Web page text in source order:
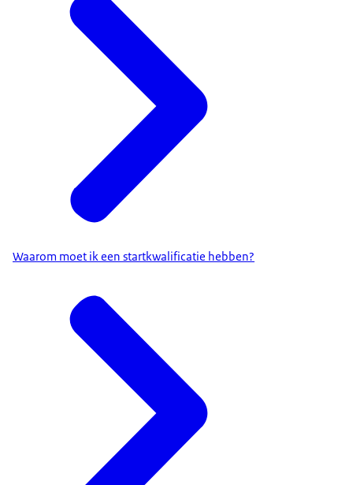
Waarom moet ik een startkwalificatie hebben?